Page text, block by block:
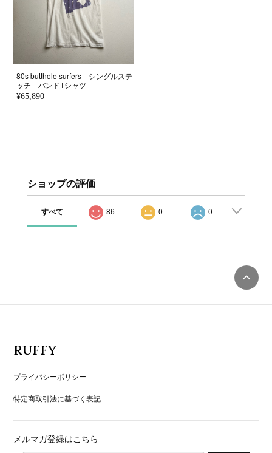
80s butthole surfers シングルステ
ッチ バンドTシャツ
¥65,890
ショップの評価
すべて 86 0 0
RUFFY
プライバシーポリシー
特定商取引法に基づく表記
メルマガ登録はこちら